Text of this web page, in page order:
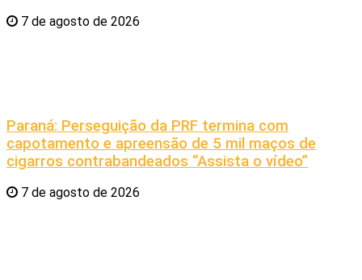
7 de agosto de 2026
Paraná: Perseguição da PRF termina com
capotamento e apreensão de 5 mil maços de
cigarros contrabandeados “Assista o vídeo”
7 de agosto de 2026